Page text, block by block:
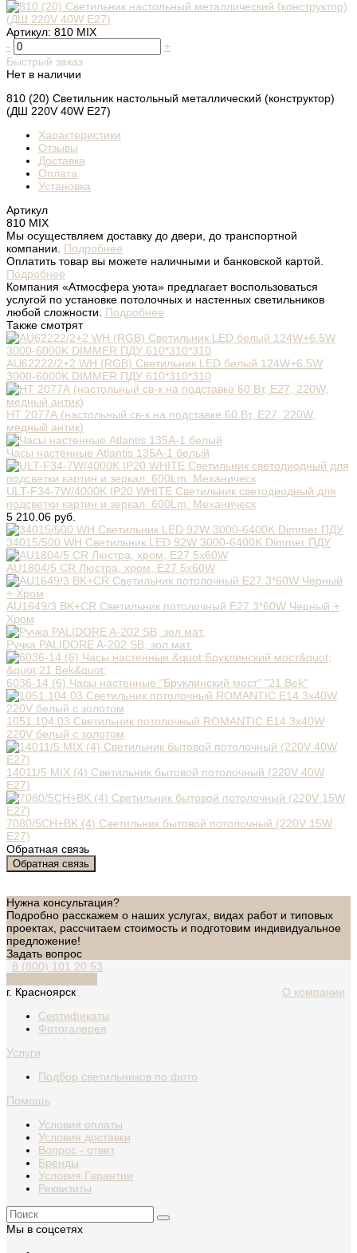
Артикул: 810 MIX
-
+
Быстрый заказ
Нет в наличии
810 (20) Светильник настольный металлический (конструктор)
(ДШ 220V 40W E27)
Характеристики
Отзывы
Доставка
Оплата
Установка
Артикул
810 MIX
Мы осуществляем доставку до двери, до транспортной
компании. Подробнее
Оплатить товар вы можете наличными и банковской картой.
Подробнее
Компания «Атмосфера уюта» предлагает воспользоваться
услугой по установке потолочных и настенных светильников
любой сложности. Подробнее
Также смотрят
AU62222/2+2 WH (RGB) Светильник LED белый 124W+6.5W
3000-6000K DIMMER ПДУ 610*310*310
НТ 2077А (настольный св-к на подставке 60 Вт, Е27, 220W,
медный антик)
Часы настенные Atlantis 135A-1 белый
ULT-F34-7W/4000K IP20 WHITE Светильник светодиодный для
подсветки картин и зеркал. 600Lm. Механическ
5 210.06 руб.
34015/500 WH Светильник LED 92W 3000-6400K Dimmer ПДУ
AU1804/5 CR Люстра, хром, Е27 5х60W
AU1649/3 BK+CR Светильник потолочный E27 3*60W Черный +
Хром
Ручка PALIDORE A-202 SB, зол.мат.
6036-14 (6) Часы настенные "Бруклинский мост" "21 Bek"
1051.104.03 Cветильник потолочный ROMANTIC E14 3x40W
220V белый с золотом
14011/5 MIX (4) Светильник бытовой потолочный (220V 40W
E27)
7080/5CH+BK (4) Светильник бытовой потолочный (220V 15W
E27)
Обратная связь
Обратная связь
Нужна консультация?
Подробно расскажем о наших услугах, видах работ и типовых
проектах, рассчитаем стоимость и подготовим индивидуальное
предложение!
Задать вопрос
8 (800) 101 20 53
г. Красноярск
О компании
Сертификаты
Фотогалерея
Услуги
Подбор светильников по фото
Помощь
Условия оплаты
Условия доставки
Вопрос - ответ
Бренды
Условия Гарантии
Реквизиты
Мы в соцсетях